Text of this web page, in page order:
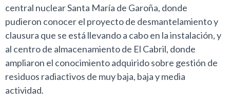
central nuclear Santa María de Garoña, donde
pudieron conocer el proyecto de desmantelamiento y
clausura que se está llevando a cabo en la instalación, y
al centro de almacenamiento de El Cabril, donde
ampliaron el conocimiento adquirido sobre gestión de
residuos radiactivos de muy baja, baja y media
actividad.